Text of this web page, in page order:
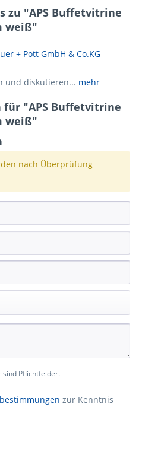
zu "APS Buffetvitrine
weiß"
+ Pott GmbH & Co.KG
und diskutieren... mehr
für "APS Buffetvitrine
weiß"
nach Überprüfung
Pflichtfelder.
zur Kenntnis